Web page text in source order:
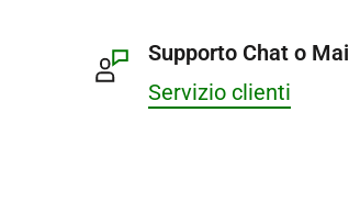
Supporto Chat o Mail
Servizio clienti